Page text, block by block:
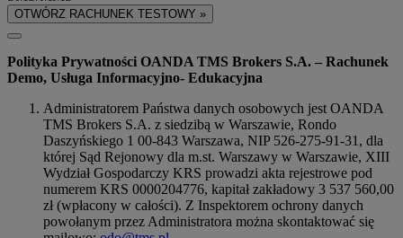
OTWÓRZ RACHUNEK TESTOWY »
Polityka Prywatności OANDA TMS Brokers S.A. – Rachunek
Demo, Usługa Informacyjno- Edukacyjna
Administratorem Państwa danych osobowych jest OANDA
TMS Brokers S.A. z siedzibą w Warszawie, Rondo
Daszyńskiego 1 00-843 Warszawa, NIP 526-275-91-31, dla
której Sąd Rejonowy dla m.st. Warszawy w Warszawie, XIII
Wydział Gospodarczy KRS prowadzi akta rejestrowe pod
numerem KRS 0000204776, kapitał zakładowy 3 537 560,00
zł (wpłacony w całości). Z Inspektorem ochrony danych
powołanym przez Administratora można skontaktować się